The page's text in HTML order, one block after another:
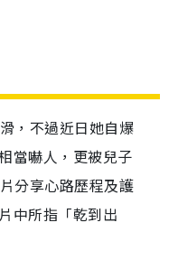
，不過近日她自爆
當嚇人，更被兒子
分享心路歷程及護
中所指「乾到出